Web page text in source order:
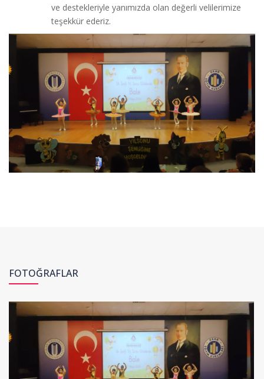
ve destekleriyle yanımızda olan değerli velilerimize
teşekkür ederiz.
FOTOĞRAFLAR